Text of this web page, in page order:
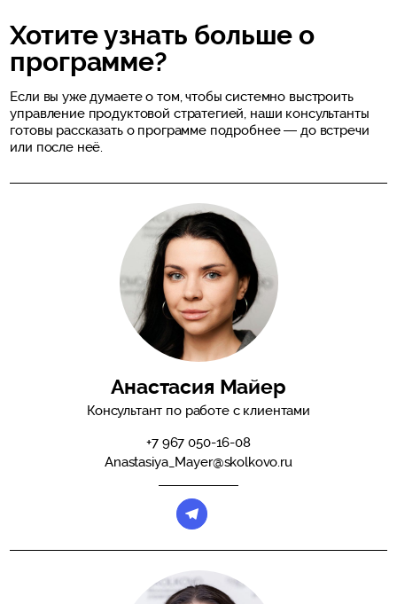
Хотите узнать больше о
программе?
Если вы уже думаете о том, чтобы системно выстроить
управление продуктовой стратегией, наши консультанты
готовы рассказать о программе подробнее — до встречи
или после неё.
Анастасия Майер
Консультант по работе с клиентами
+7 967 050-16-08
Anastasiya_Mayer@skolkovo.ru